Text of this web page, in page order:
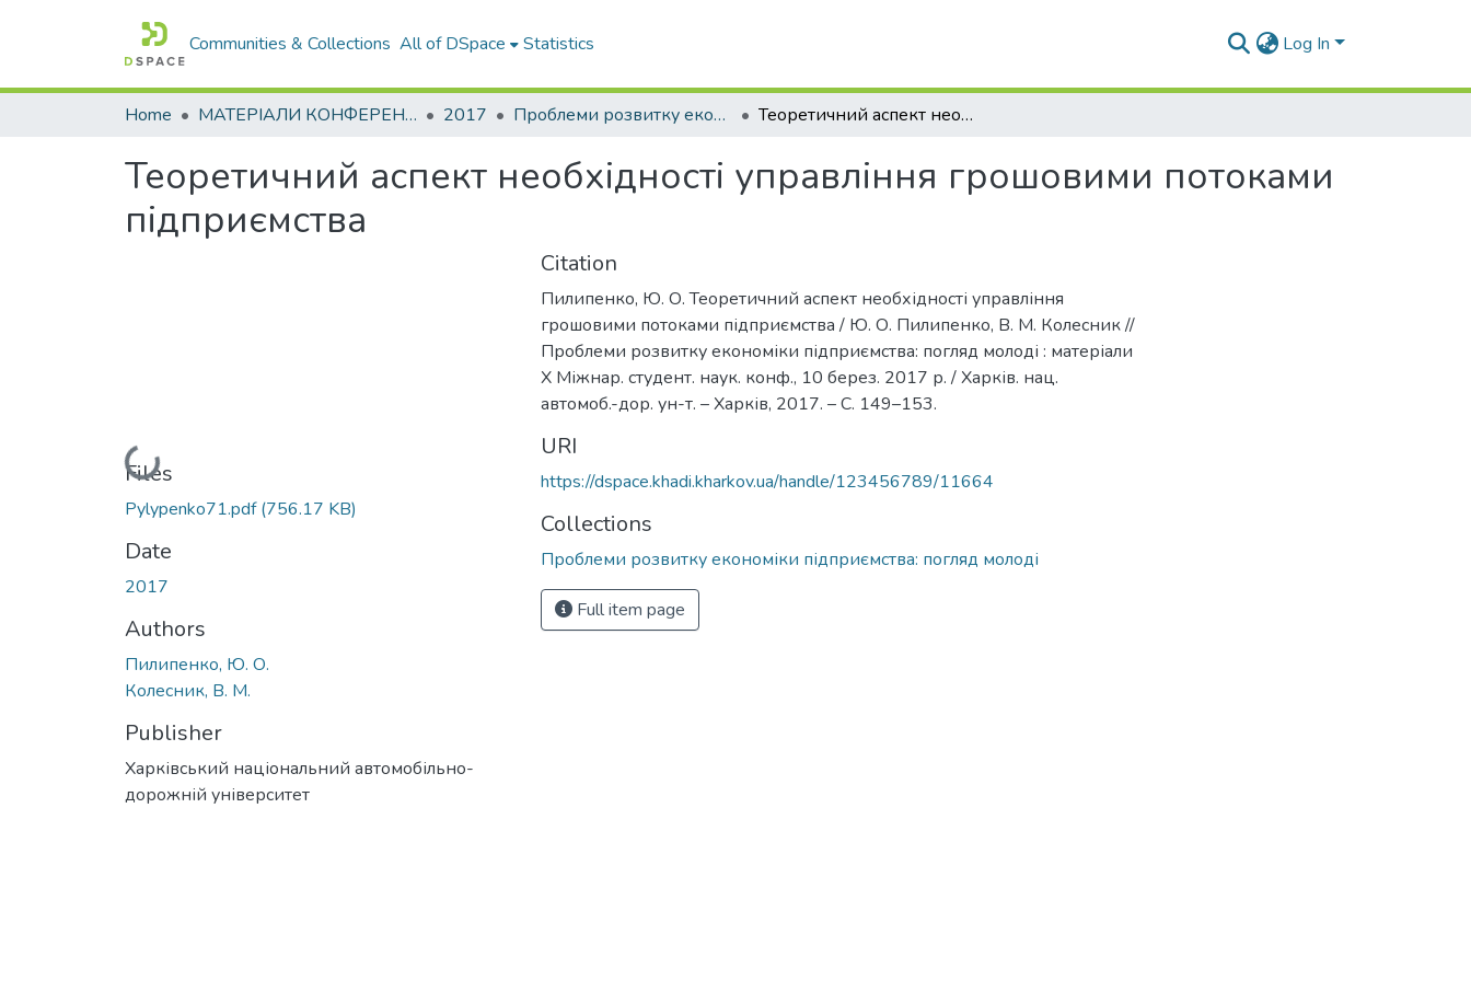
Communities & Collections All of DSpace Statistics Log In
Home МАТЕРІАЛИ КОНФЕРЕНЦІЙ 2017 Проблеми розвитку економіки підприємства: погляд молоді Теоретичний аспект необхідності управління грошовими потоками підприємства
Теоретичний аспект необхідності управління грошовими потоками
підприємства
Loading...
Files
Pylypenko71.pdf(756.17 KB)
Date
2017
Authors
Пилипенко, Ю. О.
Колесник, В. М.
Publisher
Харківський національний автомобільно-
дорожній університет
Citation
Пилипенко, Ю. О. Теоретичний аспект необхідності управління
грошовими потоками підприємства / Ю. О. Пилипенко, В. М. Колесник //
Проблеми розвитку економіки підприємства: погляд молоді : матеріали
X Міжнар. студент. наук. конф., 10 берез. 2017 р. / Харків. нац.
автомоб.-дор. ун-т. – Харків, 2017. – С. 149–153.
URI
https://dspace.khadi.kharkov.ua/handle/123456789/11664
Collections
Проблеми розвитку економіки підприємства: погляд молоді
Full item page